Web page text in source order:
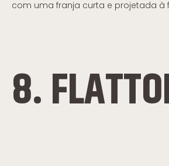
com uma franja curta e projetada à
8.